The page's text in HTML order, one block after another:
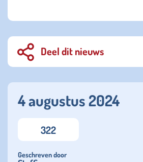
Deel dit nieuws
4 augustus 2024
322
Geschreven door